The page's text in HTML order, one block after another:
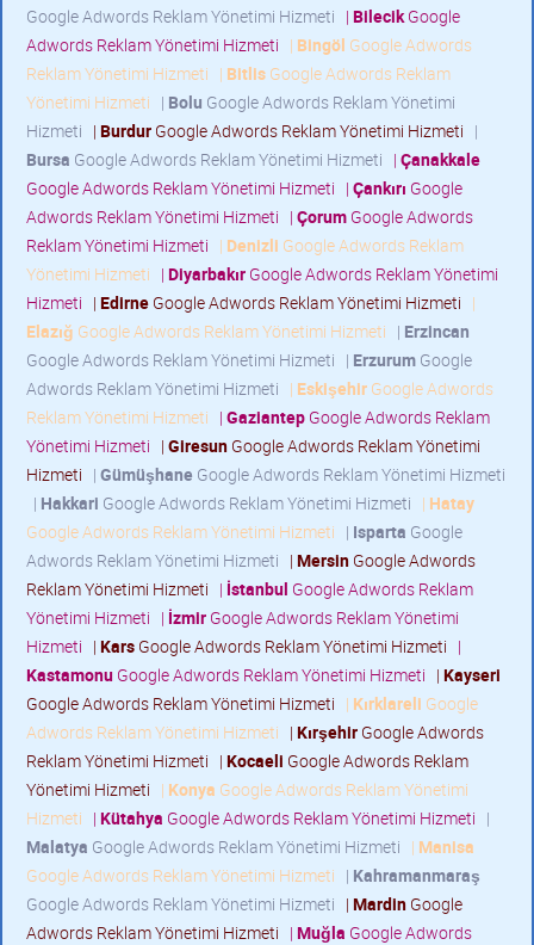
Google Adwords Reklam Yönetimi Hizmeti | BilecikGoogle
Adwords Reklam Yönetimi Hizmeti | Bingöl Google Adwords
Reklam Yönetimi Hizmeti | Bitlis Google Adwords Reklam
Yönetimi Hizmeti | Bolu Google Adwords Reklam Yönetimi
Hizmeti | Burdur Google Adwords Reklam Yönetimi Hizmeti |
Bursa Google Adwords Reklam Yönetimi Hizmeti | Çanakkale
Google Adwords Reklam Yönetimi Hizmeti | Çankırı Google
Adwords Reklam Yönetimi Hizmeti | Çorum Google Adwords
Reklam Yönetimi Hizmeti | Denizli Google Adwords Reklam
Yönetimi Hizmeti | Diyarbakır Google Adwords Reklam Yönetimi
Hizmeti | Edirne Google Adwords Reklam Yönetimi Hizmeti |
Elazığ Google Adwords Reklam Yönetimi Hizmeti | Erzincan
Google Adwords Reklam Yönetimi Hizmeti | Erzurum Google
Adwords Reklam Yönetimi Hizmeti | Eskişehir Google Adwords
Reklam Yönetimi Hizmeti | Gaziantep Google Adwords Reklam
Yönetimi Hizmeti | Giresun Google Adwords Reklam Yönetimi
Hizmeti | Gümüşhane Google Adwords Reklam Yönetimi Hizmeti
| Hakkari Google Adwords Reklam Yönetimi Hizmeti | Hatay
Google Adwords Reklam Yönetimi Hizmeti | Isparta Google
Adwords Reklam Yönetimi Hizmeti | Mersin Google Adwords
Reklam Yönetimi Hizmeti | İstanbul Google Adwords Reklam
Yönetimi Hizmeti | İzmir Google Adwords Reklam Yönetimi
Hizmeti | Kars Google Adwords Reklam Yönetimi Hizmeti |
Kastamonu Google Adwords Reklam Yönetimi Hizmeti | Kayseri
Google Adwords Reklam Yönetimi Hizmeti | Kırklareli Google
Adwords Reklam Yönetimi Hizmeti | Kırşehir Google Adwords
Reklam Yönetimi Hizmeti | Kocaeli Google Adwords Reklam
Yönetimi Hizmeti | Konya Google Adwords Reklam Yönetimi
Hizmeti | Kütahya Google Adwords Reklam Yönetimi Hizmeti |
Malatya Google Adwords Reklam Yönetimi Hizmeti | Manisa
Google Adwords Reklam Yönetimi Hizmeti | Kahramanmaraş
Google Adwords Reklam Yönetimi Hizmeti | Mardin Google
Adwords Reklam Yönetimi Hizmeti | Muğla Google Adwords